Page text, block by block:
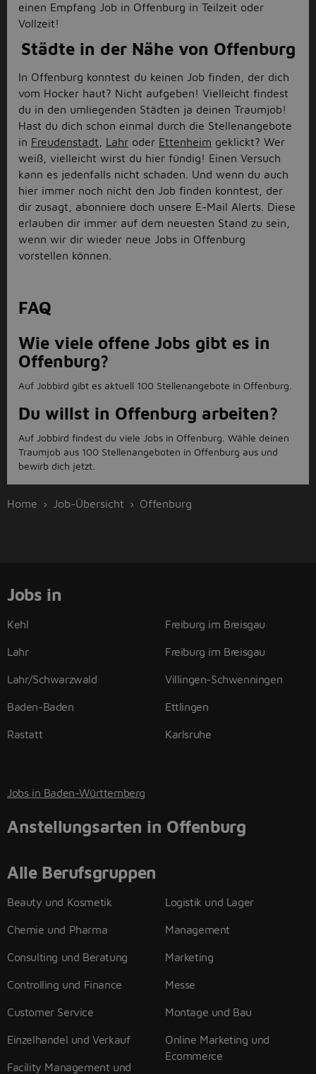
einen Empfang Job in Offenburg in Teilzeit oder
Vollzeit!
Städte in der Nähe von Offenburg
In Offenburg konntest du keinen Job finden, der dich
vom Hocker haut? Nicht aufgeben! Vielleicht findest
du in den umliegenden Städten ja deinen Traumjob!
Hast du dich schon einmal durch die Stellenangebote
in Freudenstadt Lahr oder Ettenheim geklickt? Wer
weiß, vielleicht wirst du hier fündig! Einen Versuch
kann es jedenfalls nicht schaden. Und wenn du auch
hier immer noch nicht den Job finden konntest, der
dir zusagt, abonniere doch unsere E-Mail Alerts. Diese
erlauben dir immer auf dem neuesten Stand zu sein,
wenn wir dir wieder neue Jobs in Offenburg
vorstellen können.
FAQ
Wie viele offene Jobs gibt es in
Offenburg?
Auf Jobbird gibt es aktuell 100 Stellenangebote in Offenburg.
Du willst in Offenburg arbeiten?
Auf Jobbird findest du viele Jobs in Offenburg. Wähle deinen
Traumjob aus 100 Stellenangeboten in Offenburg aus und
bewirb dich jetzt.
Home Job-Übersicht Offenburg
Jobs in
Kehl
Lahr
Lahr/Schwarzwald
Baden-Baden
Rastatt
Freiburg im Breisgau
Freiburg im Breisgau
Villingen-Schwenningen
Ettlingen
Karlsruhe
Jobs in Baden-Württemberg
Anstellungsarten in Offenburg
Alle Berufsgruppen
Beauty und Kosmetik
Chemie und Pharma
Consulting und Beratung
Controlling und Finance
Customer Service
Einzelhandel und Verkauf
Facility Management und
Logistik und Lager
Management
Marketing
Messe
Montage und Bau
Online Marketing und
Ecommerce